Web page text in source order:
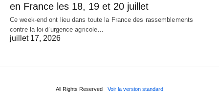
en France les 18, 19 et 20 juillet
Ce week-end ont lieu dans toute la France des rassemblements
contre la loi d’urgence agricole…
juillet 17, 2026
All Rights Reserved Voir la version standard